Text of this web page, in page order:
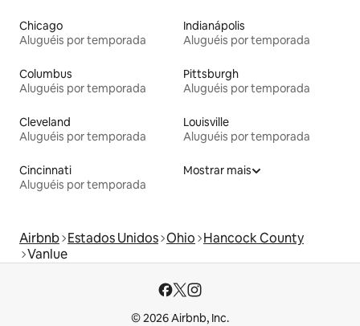
Chicago
Aluguéis por temporada
Indianápolis
Aluguéis por temporada
Columbus
Aluguéis por temporada
Pittsburgh
Aluguéis por temporada
Cleveland
Aluguéis por temporada
Louisville
Aluguéis por temporada
Cincinnati
Aluguéis por temporada
Mostrar mais
Airbnb Estados Unidos Ohio Hancock County
Vanlue
© 2026 Airbnb, Inc.